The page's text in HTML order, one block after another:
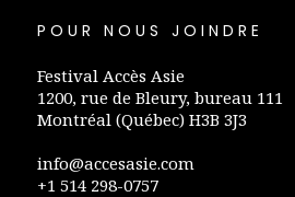
POUR NOUS JOINDRE
Festival Accès Asie
1200, rue de Bleury, bureau 111
Montréal (Québec) H3B 3J3
info@accesasie.com
+1 514 298-0757